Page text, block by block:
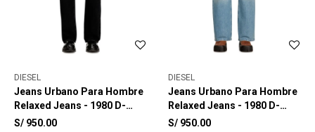
DIESEL
Jeans Urbano Para Hombre
Relaxed Jeans - 1980 D-
Eeper
S/ 950.00
DIESEL
Jeans Urbano Para Hombre
Relaxed Jeans - 1980 D-
Eeper
S/ 950.00